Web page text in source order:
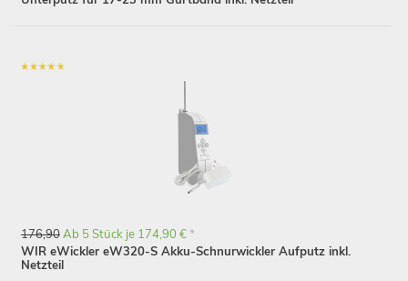
WIR eWickler eW320-S Akku-Schnurwickler Aufputz inkl.
Netzteil
176,90Ab 5 Stück je 174,90 € *